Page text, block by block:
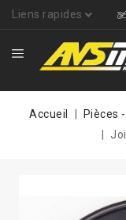
Liens rapides
Accueil Pièces